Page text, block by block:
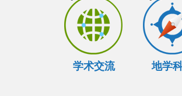
学术交流 地学